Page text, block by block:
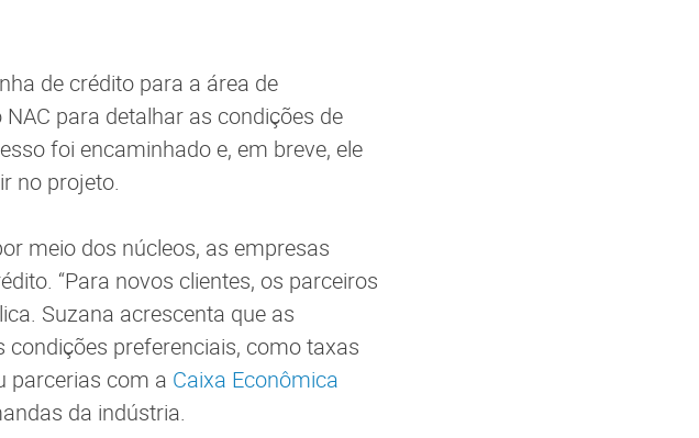
de crédito para a área de
para detalhar as condições de
foi encaminhado e, em breve, ele
no projeto.
meio dos núcleos, as empresas
“Para novos clientes, os parceiros
Suzana acrescenta que as
preferenciais, como taxas
parcerias com a Caixa Econômica
da indústria.